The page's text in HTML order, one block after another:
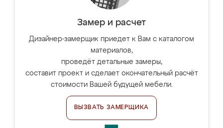
Замер и расчет
Дизайнер-замерщик приедет к Вам с каталогом
материалов,
проведёт детальные замеры,
составит проект и сделает окончательный расчёт
стоимости Вашей будущей мебели.
ВЫЗВАТЬ ЗАМЕРЩИКА